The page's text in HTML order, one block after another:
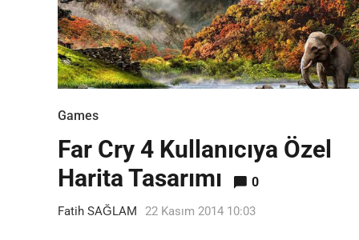
Games
Far Cry 4 Kullanıcıya Özel
Harita Tasarımı
0
Fatih SAĞLAM 22 Kasım 2014 10:03